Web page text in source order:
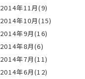
2014年11月(9)
2014年10月(15)
2014年9月(16)
2014年8月(6)
2014年7月(11)
2014年6月(12)